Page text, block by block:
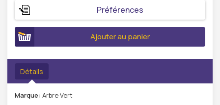
Préférences
Ajouter au panier
Détails
Marque: Arbre Vert